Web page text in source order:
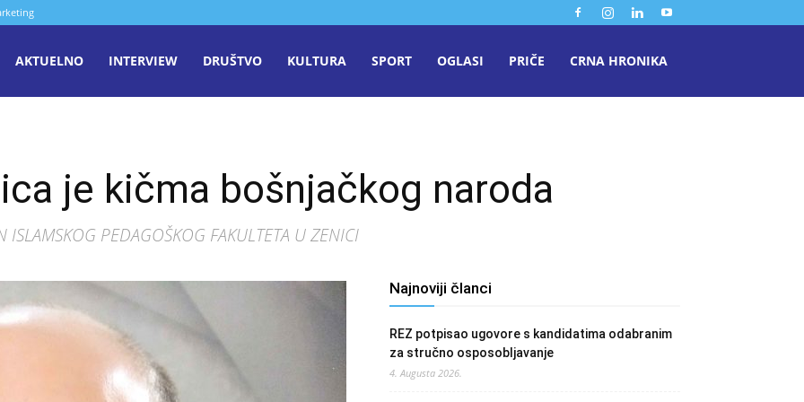
AKTUELNO INTERVIEW DRUŠTVO KULTURA SPORT OGLASI PRIČE CRNA HRONIKA
je kičma bošnjačkog naroda
PEDAGOŠKOG FAKULTETA U ZENICI
Najnoviji članci
REZ potpisao ugovore s kandidatima odabranim
za stručno osposobljavanje
4. Augusta 2026.